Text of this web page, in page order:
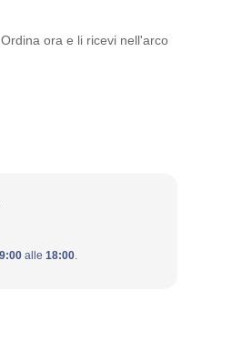
ora e li ricevi nell'arco
alle 18:00.